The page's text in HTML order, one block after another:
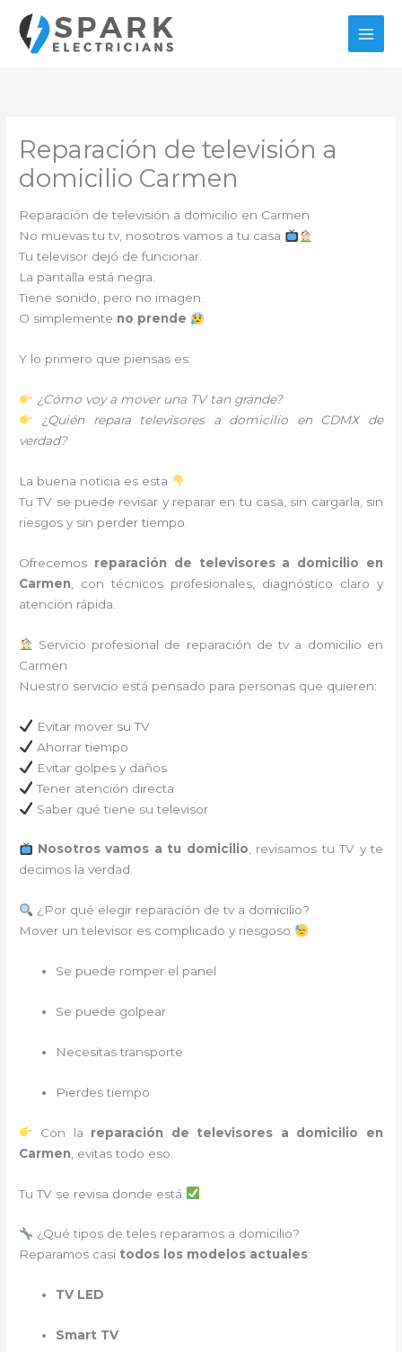
contenido
Reparación de televisión a
domicilio Carmen
Reparación de televisión a domicilio en Carmen
No muevas tu tv, nosotros vamos a tu casa
Tu televisor dejó de funcionar.
La pantalla está negra.
Tiene sonido, pero no imagen.
O simplemente no prende
Y lo primero que piensas es:
¿Cómo voy a mover una TV tan grande?
¿Quién repara televisores a domicilio en CDMX de
verdad?
La buena noticia es esta
Tu TV se puede revisar y reparar en tu casa, sin cargarla, sin
riesgos y sin perder tiempo.
Ofrecemos reparación de televisores a domicilio en
Carmen , con técnicos profesionales, diagnóstico claro y
atención rápida.
Servicio profesional de reparación de tv a domicilio en
Carmen
Nuestro servicio está pensado para personas que quieren:
Evitar mover su TV
Ahorrar tiempo
Evitar golpes y daños
Tener atención directa
Saber qué tiene su televisor
Nosotros vamos a tu domicilio, revisamos tu TV y te
decimos la verdad.
¿Por qué elegir reparación de tv a domicilio?
Mover un televisor es complicado y riesgoso
Se puede romper el panel
Se puede golpear
Necesitas transporte
Pierdes tiempo
Con la reparación de televisores a domicilio en
Carmen , evitas todo eso.
Tu TV se revisa donde está
¿Qué tipos de teles reparamos a domicilio?
Reparamos casi todos los modelos actuales:
TV LED
Smart TV